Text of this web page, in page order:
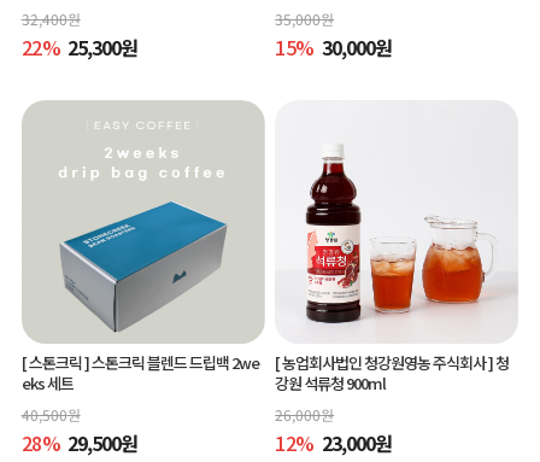
32,400원
22% 25,300원
35,000원
15% 30,000원
[ 스톤크릭 ]스톤크릭 블렌드 드립백 2we
eks 세트
40,500원
28% 29,500원
[ 농업회사법인 청강원영농 주식회사 ]청
강원 석류청 900ml
26,000원
12% 23,000원